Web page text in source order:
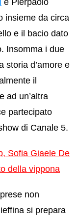
insieme da circa
e il bacio dato
Insomma i due
storia d’amore e
il
ad un’altra
partecipato
di Canale 5.
Sofia Giaele De
della vippona
non
si prepara